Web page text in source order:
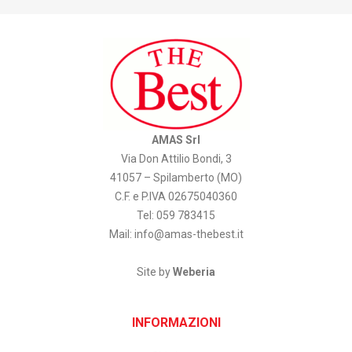
AMAS Srl
Via Don Attilio Bondi, 3
41057 – Spilamberto (MO)
C.F. e P.IVA 02675040360
Tel: 059 783415
Mail: info@amas-thebest.it
Site byWeberia
INFORMAZIONI